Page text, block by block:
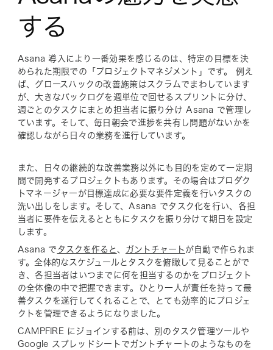
する
Asana 導入により一番効果を感じるのは、特定の目標を決
められた期限での「プロジェクトマネジメント」です。 例え
ば、グロースハックの改善施策はスクラムでまわしています
が、大きなバックログを週単位で回せるスプリントに分け、
週ごとのタスクにまとめ担当者に振り分け Asana で管理し
ています。そして、毎日朝会で進捗を共有し問題がないかを
確認しながら日々の業務を進行しています。
また、日々の継続的な改善業務以外にも目的を定めて一定期
間で開発するプロジェクトもあります。その場合はプロダク
トマネージャーが目標達成に必要な要件定義を行いタスクの
洗い出しをします。そして、Asana でタスク化を行い、各担
当者に要件を伝えるとともにタスクを振り分けて期日を設定
します。
Asana で タスクを作ると 、 ガントチャート が自動で作られま
す。全体的なスケジュールとタスクを俯瞰して見ることがで
き、各担当者はいつまでに何を担当するのかをプロジェクト
の全体像の中で把握できます。ひとり一人が責任を持って最
善タスクを遂行してくれることで、とても効率的にプロジェ
クトを管理できるようになりました。
CAMPFIRE にジョインする前は、別のタスク管理ツールや
Google スプレッドシートでガントチャートのようなものを